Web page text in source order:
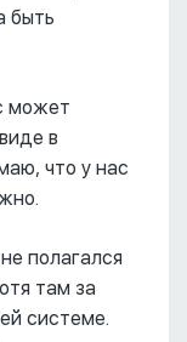
быть
может
в
что у нас
полагался
там за
системе.